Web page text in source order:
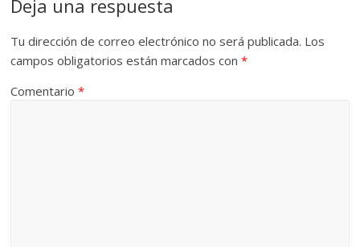
Deja una respuesta
Tu dirección de correo electrónico no será publicada. Los
campos obligatorios están marcados con*
Comentario*